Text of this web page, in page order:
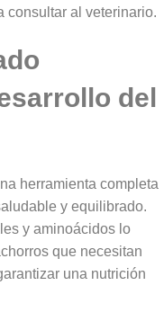
consultar al veterinario.
del
herramienta completa
y equilibrado.
y aminoácidos lo
que necesitan
una nutrición